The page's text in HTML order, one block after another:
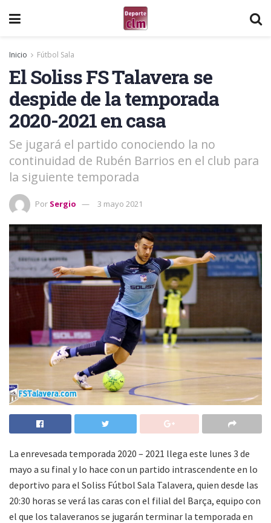
Inicio Fútbol Sala
El Soliss FS Talavera se
despide de la temporada
2020-2021 en casa
Se jugará el partido conociendo la no
continuidad de Rubén Barrios en el club para
la siguiente temporada
Por Sergio 3 mayo 2021
La enrevesada temporada 2020 – 2021 llega este lunes 3 de
mayo a su final y lo hace con un partido intrascendente en lo
deportivo para el Soliss Fútbol Sala Talavera, quien desde las
20:30 horas se verá las caras con el filial del Barça, equipo con
el que los talaveranos se jugarán terminar la temporada en